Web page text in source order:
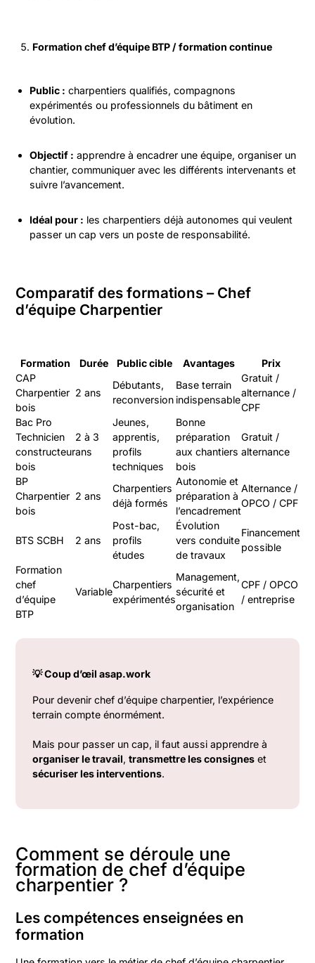
Formation chef d’équipe BTP / formation continue
Public : charpentiers qualifiés, compagnons
expérimentés ou professionnels du bâtiment en
évolution.
Objectif : apprendre à encadrer une équipe, organiser un
chantier, communiquer avec les différents intervenants et
suivre l’avancement.
Idéal pour : les charpentiers déjà autonomes qui veulent
passer un cap vers un poste de responsabilité.
Comparatif des formations – Chef
d’équipe Charpentier
Formation Durée Public cible Avantages
Prix
CAP
Charpentier
bois
2 ans
Débutants,
reconversion
Base terrain
indispensable
Gratuit /
alternance /
CPF
Bac Pro
Technicien
constructeur
bois
2 à 3
ans
Jeunes,
apprentis,
profils
techniques
Bonne
préparation
aux chantiers
bois
Gratuit /
alternance
BP
Charpentier
bois
2 ans
Charpentiers
déjà formés
Autonomie et
préparation à
l’encadrement
Alternance /
OPCO / CPF
BTS SCBH 2 ans
Post-bac,
profils
études
Évolution
vers conduite
de travaux
Financement
possible
Formation
chef
d’équipe
BTP
Variable
Charpentiers
expérimentés
Management,
sécurité et
organisation
CPF / OPCO
/ entreprise
💡 Coup d’œil asap.work
Pour devenir chef d’équipe charpentier, l’expérience
terrain compte énormément.
Mais pour passer un cap, il faut aussi apprendre à
organiser le travail,transmettre les consignes et
sécuriser les interventions.
Comment se déroule une
formation de chef d’équipe
charpentier ?
Les compétences enseignées en
formation